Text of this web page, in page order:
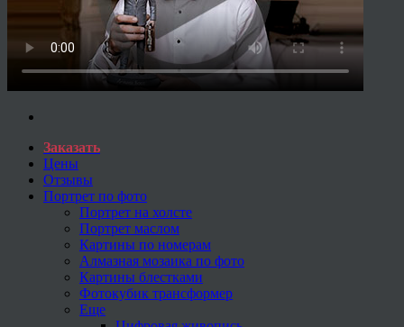
Заказать
Цены
Отзывы
Портрет по фото
Портрет на холсте
Портрет маслом
Картины по номерам
Алмазная мозаика по фото
Картины блестками
Фотокубик трансформер
Еще